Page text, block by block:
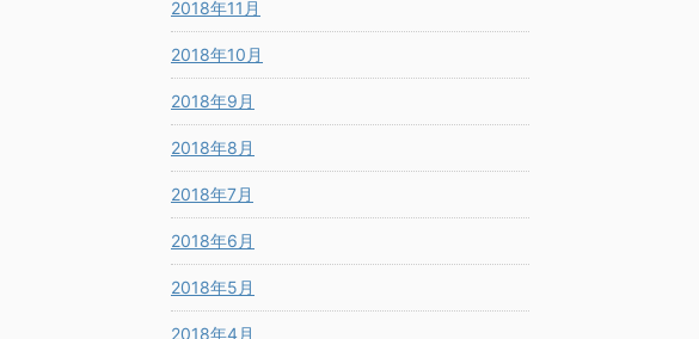
2018年11月
2018年10月
2018年9月
2018年8月
2018年7月
2018年6月
2018年5月
2018年4月